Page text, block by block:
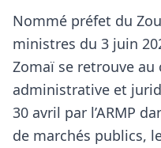
Nommé préfet du
ministres du 3 juin
Zomaï se retrouve
administrative et
30 avril par l’ARMP
de marchés publics,